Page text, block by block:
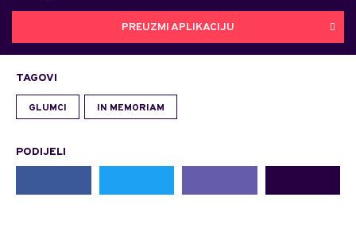
PREUZMI APLIKACIJU
TAGOVI
GLUMCI IN MEMORIAM
PODIJELI